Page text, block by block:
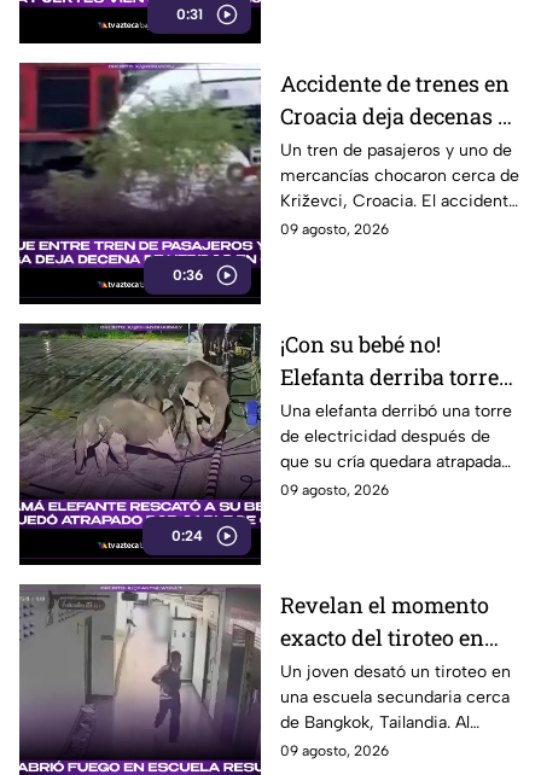
0:31
0:36
Accidente de trenes en
Croacia deja decenas de
heridos; seis están
graves
Un tren de pasajeros y uno de
mercancías chocaron cerca de
Križevci, Croacia. El accidente
dejó entre 20 y 25 heridos,
09 agosto, 2026
0:24
¡Con su bebé no!
Elefanta derriba torre
eléctrica para rescatar
a su cría
Una elefanta derribó una torre
de electricidad después de
que su cría quedara atrapada
entre los cables, en un intento
09 agosto, 2026
Revelan el momento
exacto del tiroteo en
secundaria que dejó al
menos 8 muertos y 30
heridos
Un joven desató un tiroteo en
una escuela secundaria cerca
de Bangkok, Tailandia. Al
menos ocho personas
09 agosto, 2026